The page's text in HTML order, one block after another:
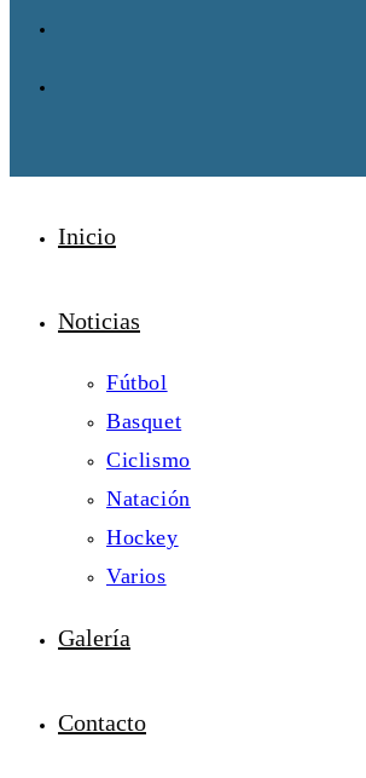
Inicio
Noticias
Fútbol
Basquet
Ciclismo
Natación
Hockey
Varios
Galería
Contacto